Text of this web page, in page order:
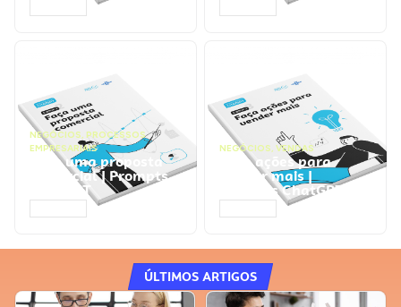
NEGÓCIOS, PROCESSOS
EMPRESARIAIS
Faça uma proposta
comercial | Prompts
ChatGPT
NEGÓCIOS, VENDAS
Faça ações para
vender mais |
Prompts ChatGPT
ÚLTIMOS ARTIGOS